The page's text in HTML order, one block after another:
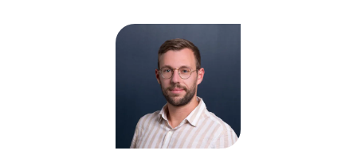
Aktien, ETFs aber auch Kryptowährungen für das Alter zu
wappnen.
Wenz